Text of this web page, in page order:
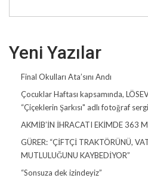
Yeni Yazılar
Final Okulları Ata’sını Andı
Çocuklar Haftası kapsamında,
“Çiçeklerin Şarkısı" adlı fotoğraf
AKMİB’İN İHRACATI EKİMDE 363
GÜRER: “ÇİFTÇİ TRAKTÖRÜNÜ,
MUTLULUĞUNU KAYBEDİYOR”
“Sonsuza dek izindeyiz”